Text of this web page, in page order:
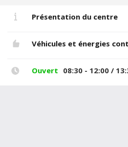
Présentation du centre
Véhicules et énergies
Ouvert 08:30 - 12:00 /